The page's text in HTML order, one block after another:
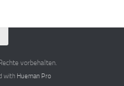
vorbehalten.
with Hueman Pro